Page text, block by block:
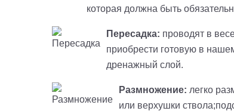
которая должна быть
Пересадка: проводят в
приобрести готовую в
дренажный слой.
Размножение: легко
или верхушки